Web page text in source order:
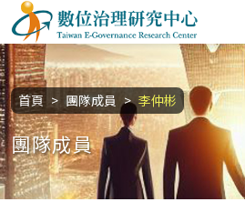
跳到主要內容區塊
數位治理研究中心
首頁 團隊成員 李仲彬
:::
團隊成員